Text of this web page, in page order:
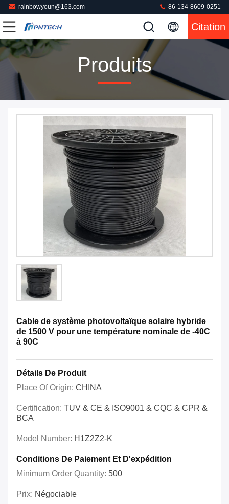
rainbowyoun@163.com 86-134-8609-0251
Citation
Produits
Cable de système photovoltaïque solaire hybride
de 1500 V pour une température nominale de -40C
à 90C
Détails De Produit
Place Of Origin: CHINA
Certification: TUV & CE & ISO9001 & CQC & CPR &
BCA
Model Number: H1Z2Z2-K
Conditions De Paiement Et D'expédition
Minimum Order Quantity: 500
Prix: Négociable